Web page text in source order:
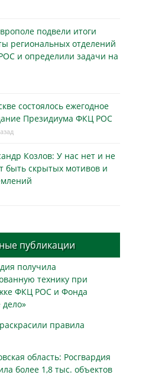
подвели итоги
региональных отделений
и определили задачи на
состоялось ежегодное
Президиума ФКЦ РОС
Козлов: У нас нет и не
быть скрытых мотивов и
публикации
получила
технику при
ФКЦ РОС и Фонда
правила
область: Росгвардия
более 1,8 тыс. объектов